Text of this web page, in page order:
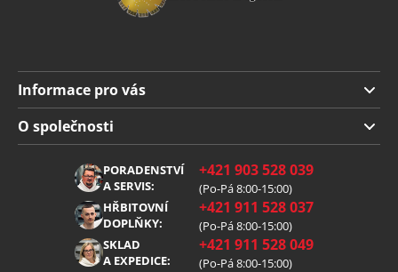
Informace pro vás
Doprava a platba
Obchodní podmínky
Reklamace
Zpracování osobních údajů
O společnosti
PORADENSTVÍ
A SERVIS:
+421 903 528 039
(Po-Pá 8:00-15:00)
HŘBITOVNÍ
DOPLŇKY:
+421 911 528 037
(Po-Pá 8:00-15:00)
SKLAD
A EXPEDICE:
+421 911 528 049
(Po-Pá 8:00-15:00)